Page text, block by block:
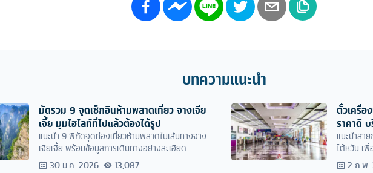
บทความแนะนำ
มัดรวม 9 จุดเช็กอินห้ามพลาดเที่ยว จางเจีย
เจี้ย มุมไฮไลท์ที่ไปแล้วต้องได้รูป
แนะนำ 9 พิกัดจุดท่องเที่ยวห้ามพลาดในเส้นทางจาง
เจียเจี้ย พร้อมข้อมูลการเดินทางอย่างละเอียด
30 ม.ค. 2026 13,087
ตั๋วเครื่อ
ราคาดี
แนะนำสา
ไต้หวัน เพื่
2 ก.พ.